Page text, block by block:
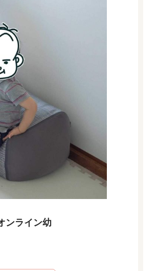
ンライン幼